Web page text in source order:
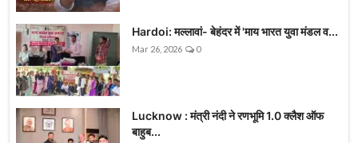
Hardoi: मल्लावां- बेहंदर में 'माय भारत युवा मंडल व...
Mar 26, 2026 0
Lucknow : मंत्री नंदी ने रणभूमि 1.0 क्लैश ऑफ
बाहुब...